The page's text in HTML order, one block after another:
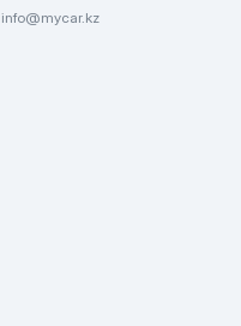
info@mycar.kz